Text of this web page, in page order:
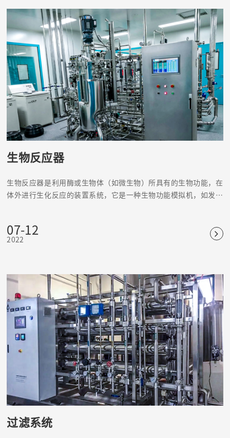
生物反应器
生物反应器是利用酶或生物体（如微生物）所具有的生物功能，在
体外进行生化反应的装置系统，它是一种生物功能模拟机，如发酵
07-12
2022
过滤系统